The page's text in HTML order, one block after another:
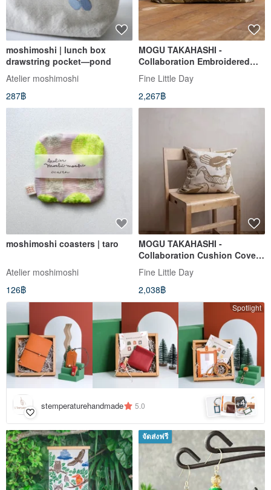
moshimoshi | lunch box
drawstring pocket—pond
Atelier moshimoshi
287฿
MOGU TAKAHASHI -
Collaboration Embroidered
Cushion Cover BOTANIC
LEAVES, GREEN (38x58)
Fine Little Day
2,267฿
moshimoshi coasters | taro
Atelier moshimoshi
126฿
MOGU TAKAHASHI -
Collaboration Cushion Cover
TORI, MUSTARD
Fine Little Day
2,038฿
Spotlight
stemperaturehandmade 5.0 +4
จัดส่งฟรี